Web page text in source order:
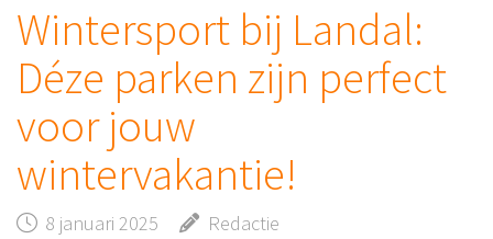
Wintersport bij Landal:
Déze parken zijn perfect
voor jouw
wintervakantie!
8 januari 2025
Redactie